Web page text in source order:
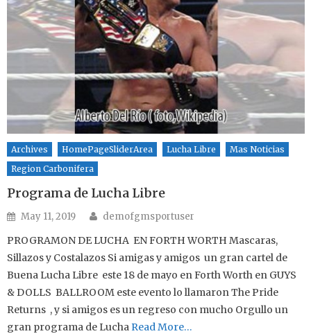
Archives HomePageSliderArea Lucha Libre
Mas Noticias
Region Carbonifera
Programa de Lucha Libre
Posted on
May 11, 2019 Author
demofgmsportuser
PROGRAMON DE LUCHA EN FORTH WORTH Mascaras,
Sillazos y Costalazos Si amigas y amigos un gran cartel de
Buena Lucha Libre este 18 de mayo en Forth Worth en GUYS
& DOLLS BALLROOM este evento lo llamaron The Pride
Returns , y si amigos es un regreso con mucho Orgullo un
gran programa de Lucha Read More…